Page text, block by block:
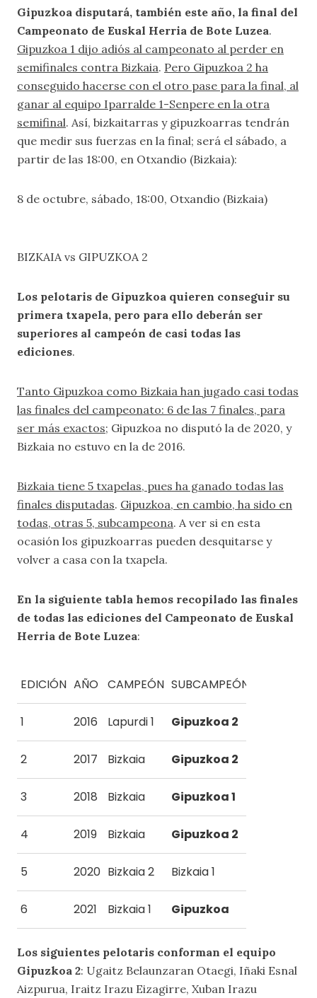
Gipuzkoa disputará, también este año, la final del
Campeonato de Euskal Herria de Bote Luzea.
Gipuzkoa 1 dijo adiós al campeonato al perder en
semifinales contra Bizkaia. Pero Gipuzkoa 2 ha
conseguido hacerse con el otro pase para la final, al
ganar al equipo Iparralde 1-Senpere en la otra
semifinal. Así, bizkaitarras y gipuzkoarras tendrán
que medir sus fuerzas en la final; será el sábado, a
partir de las 18:00, en Otxandio (Bizkaia):
8 de octubre, sábado, 18:00, Otxandio (Bizkaia)
BIZKAIA vs GIPUZKOA 2
Los pelotaris de Gipuzkoa quieren conseguir su
primera txapela, pero para ello deberán ser
superiores al campeón de casi todas las
ediciones.
Tanto Gipuzkoa como Bizkaia han jugado casi todas
las finales del campeonato: 6 de las 7 finales, para
ser más exactos; Gipuzkoa no disputó la de 2020, y
Bizkaia no estuvo en la de 2016.
Bizkaia tiene 5 txapelas, pues ha ganado todas las
finales disputadas. Gipuzkoa, en cambio, ha sido en
todas, otras 5, subcampeona. A ver si en esta
ocasión los gipuzkoarras pueden desquitarse y
volver a casa con la txapela.
En la siguiente tabla hemos recopilado las finales
de todas las ediciones del Campeonato de Euskal
Herria de Bote Luzea:
EDICIÓN AÑO CAMPEÓN SUBCAMPEÓN
1 2016 Lapurdi 1 Gipuzkoa 2
2 2017 Bizkaia Gipuzkoa 2
3 2018 Bizkaia Gipuzkoa 1
4 2019 Bizkaia Gipuzkoa 2
5 2020 Bizkaia 2 Bizkaia 1
6 2021 Bizkaia 1 Gipuzkoa
Los siguientes pelotaris conforman el equipo
Gipuzkoa 2: Ugaitz Belaunzaran Otaegi, Iñaki Esnal
Aizpurua, Iraitz Irazu Eizagirre, Xuban Irazu